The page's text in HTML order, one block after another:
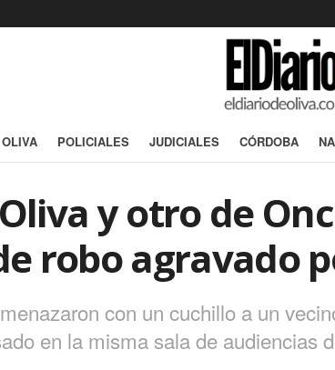
OLIVA POLICIALES JUDICIALES CÓRDOBA
y otro de
robo agravado
con un cuchillo a un
en la misma sala de audiencias